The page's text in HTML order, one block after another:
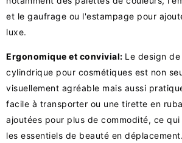
et le gaufrage ou l'estampage pour
luxe.
Ergonomique et convivial: Le design
cylindrique pour cosmétiques est non
visuellement agréable mais aussi
facile à transporter ou une tirette en
ajoutées pour plus de commodité, ce
les essentiels de beauté en déplacement.